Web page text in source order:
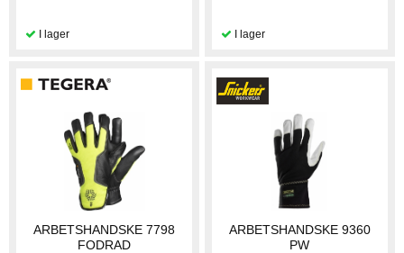
ARBETSHANDSKE 7798
FODRAD
ARBETSHANDSKE 9360
PW